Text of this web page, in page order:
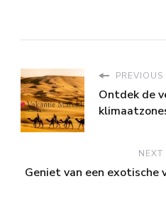
PREVIOUS
Ontdek de
NEXT
Geniet van een exotische